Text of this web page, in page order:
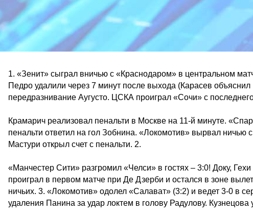
1. «Зенит» сыграл вничью с «Краснодаром» в центральном
Педро удалили через 7 минут после выхода (Карасев
передразнивание Аугусто. ЦСКА проиграл «Сочи» с
Крамарич реализовал пенальти в Москве на 11-й минуте.
пенальти ответил на гол Зобнина. «Локомотив» вырвал
Мастури открыл счет с пенальти. 2.
«Манчестер Сити» разгромил «Челси» в гостях – 3:0! Доку,
проиграл в первом матче при Де Дзерби и остался в зоне
ничьих. 3. «Локомотив» одолел «Салават» (3:2) и ведет 3-0 в
удаления Панина за удар локтем в голову Радулову.